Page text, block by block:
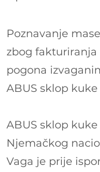
Poznavanje
zbog fakturiranja
pogona
ABUS sklop
ABUS sklop
Njemačkog
Vaga je prije